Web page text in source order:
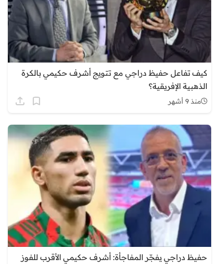
كيف تفاعل حفيظ دراجي مع تتويج أشرف حكيمي بالكرة
الذهبية الإفريقية؟
منذ 9 أشهر
حفيظ دراجي يفجّر المفاجأة: أشرف حكيمي الأقرب للفوز